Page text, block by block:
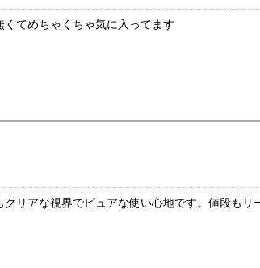
てめちゃくちゃ気に入ってます
リアな視界でピュアな使い心地です。値段もリ